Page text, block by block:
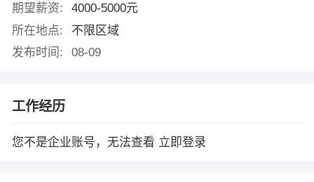
期望薪资:
4000-5000元
所在地点:
不限区域
发布时间:
08-09
工作经历
您不是企业账号，无法查看 立即登录